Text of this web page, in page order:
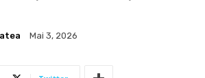
Mai 3, 2026